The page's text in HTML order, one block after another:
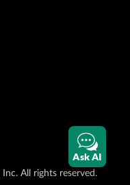
All rights reserved.
Ask AI